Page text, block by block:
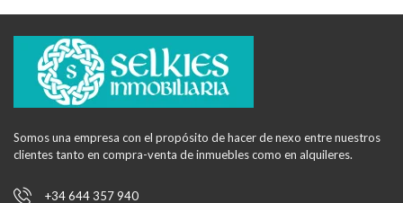
Somos una empresa con el propósito de hacer de nexo entre nuestros
clientes tanto en compra-venta de inmuebles como en alquileres.
+34 644 357 940